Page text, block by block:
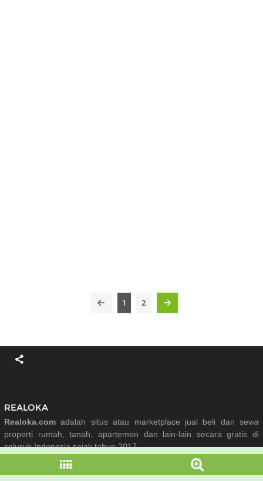
1 2
REALOKA
Realoka.com adalah situs atau marketplace jual beli dan sewa
properti rumah, tanah, apartemen dan lain-lain secara gratis di
seluruh Indonesia sejak tahun 2017.
RUMAH JATIMULYA